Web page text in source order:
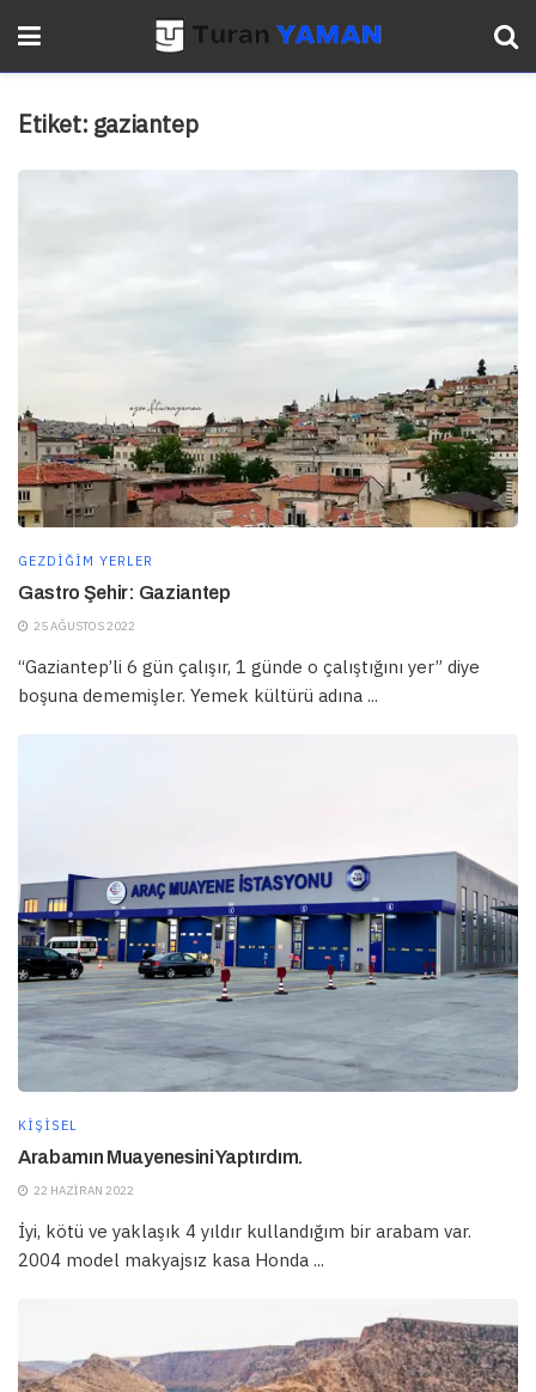
Etiket: gaziantep
GEZDIĞIM YERLER
Gastro Şehir: Gaziantep
25 AĞUSTOS 2022
“Gaziantep’li 6 gün çalışır, 1 günde o çalıştığını yer” diye
boşuna dememişler. Yemek kültürü adına ...
KIŞISEL
Arabamın Muayenesini Yaptırdım.
22 HAZIRAN 2022
İyi, kötü ve yaklaşık 4 yıldır kullandığım bir arabam var.
2004 model makyajsız kasa Honda ...